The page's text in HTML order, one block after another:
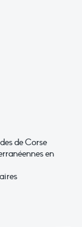
de Corse
en